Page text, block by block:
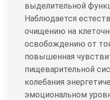
выделительной
Наблюдается
очищению на
освобождению от
повышенная
пищеварительной
колебания
эмоциональном